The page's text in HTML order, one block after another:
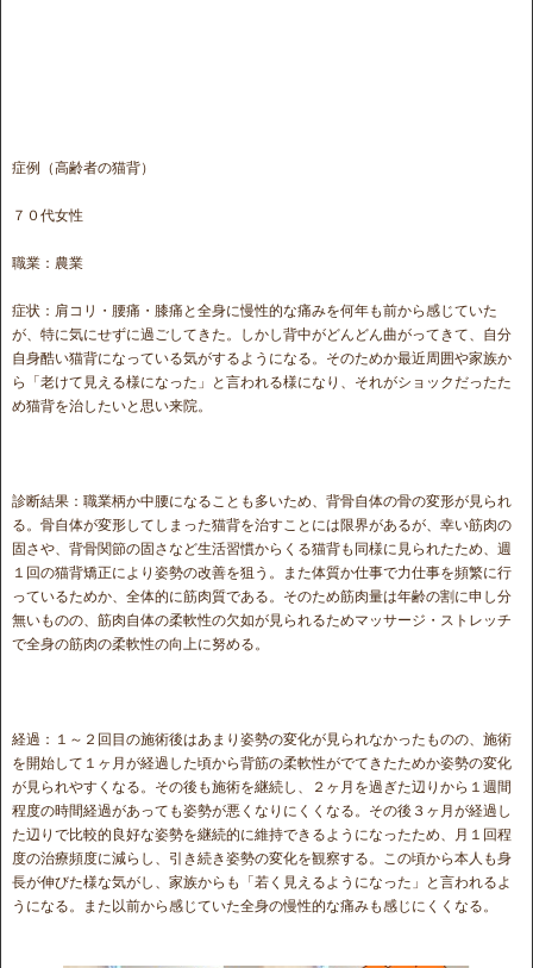
症例（高齢者の猫背）
７０代女性
職業：農業
症状：肩コリ・腰痛・膝痛と全身に慢性的な痛みを何年も前から感じていた
が、特に気にせずに過ごしてきた。しかし背中がどんどん曲がってきて、自分
自身酷い猫背になっている気がするようになる。そのためか最近周囲や家族か
ら「老けて見える様になった」と言われる様になり、それがショックだったた
め猫背を治したいと思い来院。
診断結果：職業柄か中腰になることも多いため、背骨自体の骨の変形が見られ
る。骨自体が変形してしまった猫背を治すことには限界があるが、幸い筋肉の
固さや、背骨関節の固さなど生活習慣からくる猫背も同様に見られたため、週
１回の猫背矯正により姿勢の改善を狙う。また体質か仕事で力仕事を頻繁に行
っているためか、全体的に筋肉質である。そのため筋肉量は年齢の割に申し分
無いものの、筋肉自体の柔軟性の欠如が見られるためマッサージ・ストレッチ
で全身の筋肉の柔軟性の向上に努める。
経過：１～２回目の施術後はあまり姿勢の変化が見られなかったものの、施術
を開始して１ヶ月が経過した頃から背筋の柔軟性がでてきたためか姿勢の変化
が見られやすくなる。その後も施術を継続し、２ヶ月を過ぎた辺りから１週間
程度の時間経過があっても姿勢が悪くなりにくくなる。その後３ヶ月が経過し
た辺りで比較的良好な姿勢を継続的に維持できるようになったため、月１回程
度の治療頻度に減らし、引き続き姿勢の変化を観察する。この頃から本人も身
長が伸びた様な気がし、家族からも「若く見えるようになった」と言われるよ
うになる。また以前から感じていた全身の慢性的な痛みも感じにくくなる。